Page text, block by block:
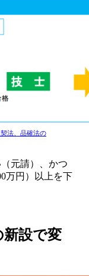
法、品確法の
元請）、かつ
万円）以上を下
新設で変